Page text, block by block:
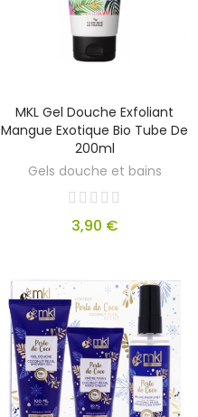
MKL Gel Douche Exfoliant
Mangue Exotique Bio Tube De
200ml
Gels douche et bains
3,90 €